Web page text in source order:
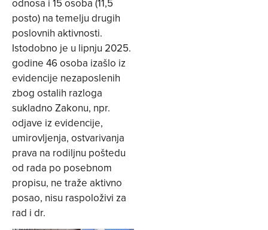
odnosa i 15 osoba (11,5
posto) na temelju drugih
poslovnih aktivnosti.
Istodobno je u lipnju 2025.
godine 46 osoba izašlo iz
evidencije nezaposlenih
zbog ostalih razloga
sukladno Zakonu, npr.
odjave iz evidencije,
umirovljenja, ostvarivanja
prava na rodiljnu poštedu
od rada po posebnom
propisu, ne traže aktivno
posao, nisu raspoloživi za
rad i dr.